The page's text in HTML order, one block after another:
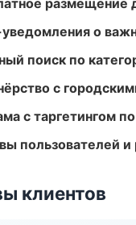
размещение
о
поиск по
с
с таргетингом
пользователей и
клиентов